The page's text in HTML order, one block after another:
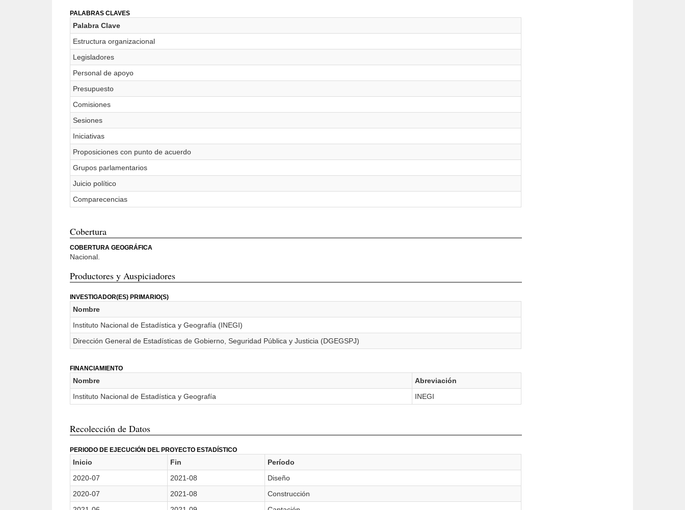
PALABRAS CLAVES
Palabra Clave
Estructura organizacional
Legisladores
Personal de apoyo
Presupuesto
Comisiones
Sesiones
Iniciativas
Proposiciones con punto de acuerdo
Grupos parlamentarios
Juicio político
Comparecencias
Cobertura
COBERTURA GEOGRÁFICA
Nacional.
Productores y Auspiciadores
INVESTIGADOR(ES) PRIMARIO(S)
Nombre
Instituto Nacional de Estadística y Geografía (INEGI)
Dirección General de Estadísticas de Gobierno, Seguridad Pública y Justicia (DGEGSPJ)
FINANCIAMIENTO
Nombre
Abreviación
Instituto Nacional de Estadística y Geografía
INEGI
Recolección de Datos
PERIODO DE EJECUCIÓN DEL PROYECTO ESTADÍSTICO
Inicio Fin
Período
2020-07
2021-08
Diseño
2020-07
2021-08
Construcción